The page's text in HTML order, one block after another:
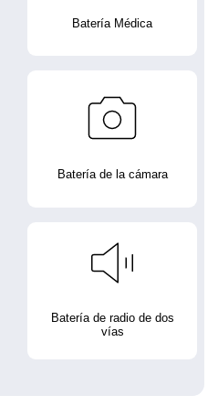
Batería Médica
Batería de la cámara
Batería de radio de dos
vías